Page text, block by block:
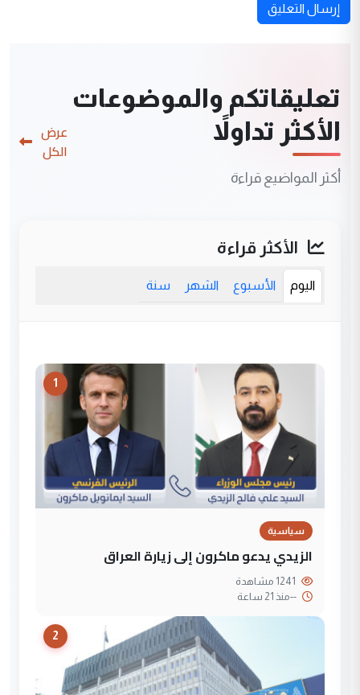
إرسال التعليق
تعليقاتكم والموضوعات
الأكثر تداولاً
أكثر المواضيع قراءة
عرض
الكل
الأكثر قراءة
اليوم الأسبوع الشهر سنة
1
سياسية
الزيدي يدعو ماكرون إلى زيارة العراق
--منذ 21 ساعة
2